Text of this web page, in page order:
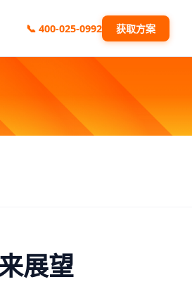
📞 400-025-0992 获取方案
展望